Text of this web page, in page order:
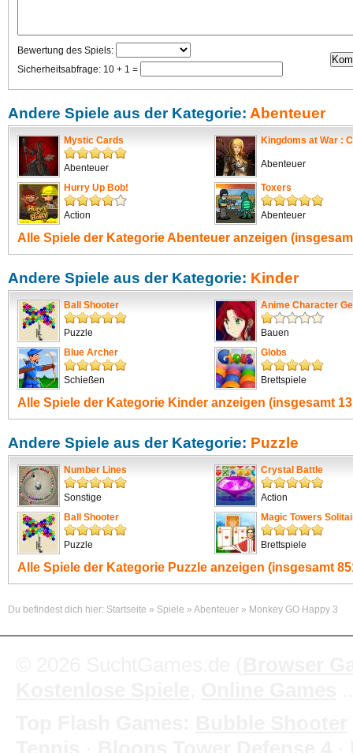
Bewertung des Spiels:
Sicherheitsabfrage: 10 + 1 =
Andere Spiele aus der Kategorie: Abenteuer
Mystic Cards
Abenteuer
Kingdoms at War :
Abenteuer
Hurry Up Bob!
Action
Toxers
Abenteuer
Alle Spiele der KategorieAbenteuer anzeigen
Andere Spiele aus der Kategorie: Kinder
Ball Shooter
Puzzle
Anime Character
Bauen
Blue Archer
Schießen
Globs
Brettspiele
Alle Spiele der Kategorie Kinder anzeigen (insgesamt
Andere Spiele aus der Kategorie: Puzzle
Number Lines
Sonstige
Crystal Battle
Action
Ball Shooter
Puzzle
Magic Towers
Brettspiele
Alle Spiele der Kategorie Puzzle anzeigen (insgesamt
Du befindest dich hier: Startseite » Spiele » Abenteuer » Monkey GO Happy 3